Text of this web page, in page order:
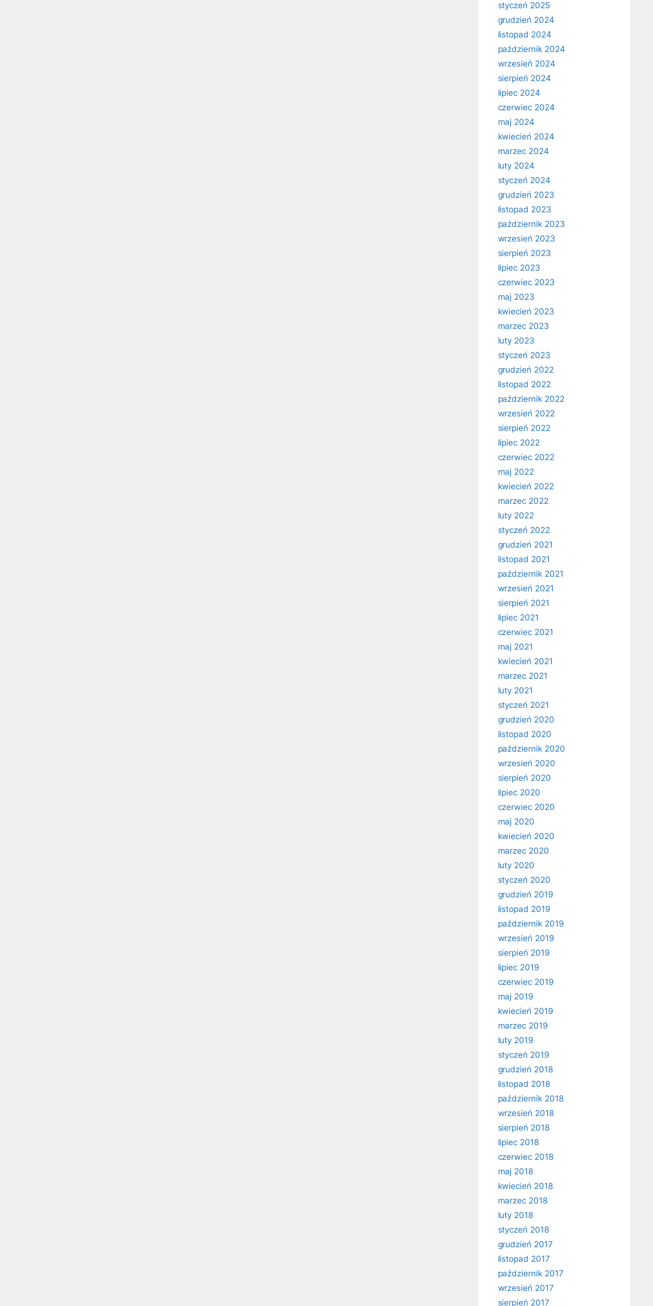
styczeń 2025
grudzień 2024
listopad 2024
październik 2024
wrzesień 2024
sierpień 2024
lipiec 2024
czerwiec 2024
maj 2024
kwiecień 2024
marzec 2024
luty 2024
styczeń 2024
grudzień 2023
listopad 2023
październik 2023
wrzesień 2023
sierpień 2023
lipiec 2023
czerwiec 2023
maj 2023
kwiecień 2023
marzec 2023
luty 2023
styczeń 2023
grudzień 2022
listopad 2022
październik 2022
wrzesień 2022
sierpień 2022
lipiec 2022
czerwiec 2022
maj 2022
kwiecień 2022
marzec 2022
luty 2022
styczeń 2022
grudzień 2021
listopad 2021
październik 2021
wrzesień 2021
sierpień 2021
lipiec 2021
czerwiec 2021
maj 2021
kwiecień 2021
marzec 2021
luty 2021
styczeń 2021
grudzień 2020
listopad 2020
październik 2020
wrzesień 2020
sierpień 2020
lipiec 2020
czerwiec 2020
maj 2020
kwiecień 2020
marzec 2020
luty 2020
styczeń 2020
grudzień 2019
listopad 2019
październik 2019
wrzesień 2019
sierpień 2019
lipiec 2019
czerwiec 2019
maj 2019
kwiecień 2019
marzec 2019
luty 2019
styczeń 2019
grudzień 2018
listopad 2018
październik 2018
wrzesień 2018
sierpień 2018
lipiec 2018
czerwiec 2018
maj 2018
kwiecień 2018
marzec 2018
luty 2018
styczeń 2018
grudzień 2017
listopad 2017
październik 2017
wrzesień 2017
sierpień 2017